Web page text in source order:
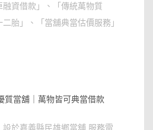
資借款」、「傳統萬物質
胎」、「當舖典當估價服務」
質當舖｜萬物皆可典當借款
於嘉義縣民雄鄉當舖 服務電